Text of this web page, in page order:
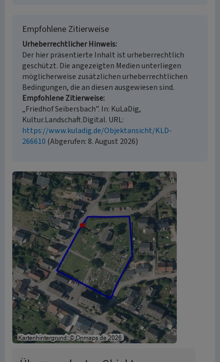
Empfohlene Zitierweise
Urheberrechtlicher Hinweis
Der hier präsentierte Inhalt ist urheberrechtlich
geschützt. Die angezeigten Medien unterliegen
möglicherweise zusätzlichen urheberrechtlichen
Bedingungen, die an diesen ausgewiesen sind.
Empfohlene Zitierweise
„Friedhof Seibersbach”. In: KuLaDig,
Kultur.Landschaft.Digital. URL:
https://www.kuladig.de/Objektansicht/KLD-
266610 (Abgerufen: 8. August 2026)